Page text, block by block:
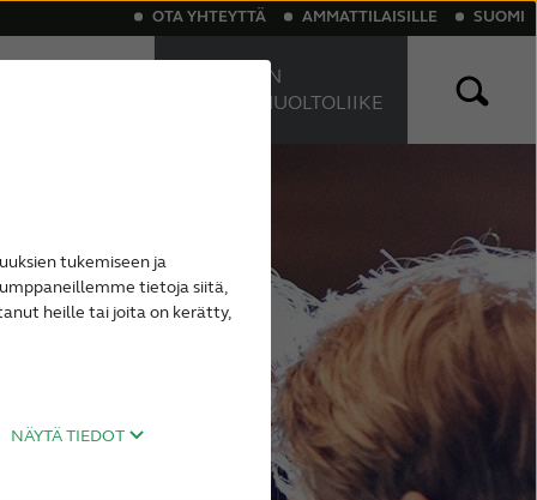
tukemiseen ja
tietoja siitä,
heille tai joita on kerätty,
NÄYTÄ TIEDOT
OTA YHTEYTTÄ AMMATTILAISILLE SUOMI
HAE LÄHIN
KUULONHUOLTOLIIKE